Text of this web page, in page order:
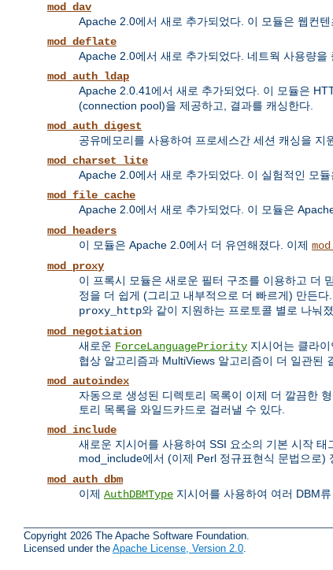
mod_dav
Apache 2.0에서 새로 추가되었다. 이 모듈은 웹컨
mod_deflate
Apache 2.0에서 새로 추가되었다. 네트웍 사용량
mod_auth_ldap
Apache 2.0.41에서 새로 추가되었다. 이 모듈은
(connection pool)을 제공하고, 결과를 캐싱한다.
mod_auth_digest
공유메모리를 사용하여 프로세스간 세션 캐싱을 지
mod_charset_lite
Apache 2.0에서 새로 추가되었다. 이 실험적인 모
mod_file_cache
Apache 2.0에서 새로 추가되었다. 이 모듈은
mod_headers
이 모듈은 Apache 2.0에서 더 유연해졌다. 이제
mod_proxy
이 프록시 모듈은 새로운 필터 구조를 이용하고 더
정을 더 쉽게 (그리고 내부적으로 더 빠르게) 만든다
proxy_http와 같이 지원하는 프로토콜 별로 나눠졌
mod_negotiation
새로운 ForceLanguagePriority 지시어는 클라
협상 알고리즘과 MultiViews 알고리즘이 더 일관된
mod_autoindex
자동으로 생성된 디렉토리 목록이 이제 더 깔끔한
토리 목록을 와일드카드로 걸러낼 수 있다.
mod_include
새로운 지시어를 사용하여 SSI 요소의 기본 시작
mod_include에서 (이제 Perl 정규표현식 문법으로)
mod_auth_dbm
이제 AuthDBMType 지시어를 사용하여 여러 DBM
Copyright 2026 The Apache Software Foundation.
Licensed under the Apache License, Version 2.0.